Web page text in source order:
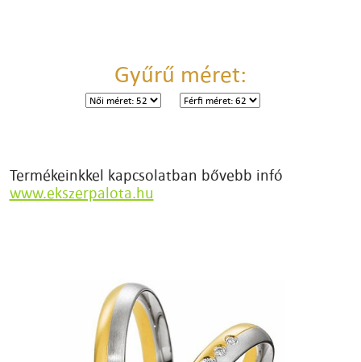
Gyűrű méret:
Termékeinkkel kapcsolatban bővebb infó
www.ekszerpalota.hu